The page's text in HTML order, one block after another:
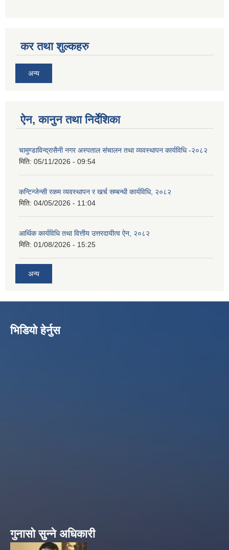
कर तथा शुल्कहरु
अन्य
ऐन, कानुन तथा निर्देशिका
चामुण्डाविन्द्रासैनी नगर अस्पताल संचालन तथा व्यवस्थापन कार्यविधि -२०८२
मिति: 05/11/2026 - 09:54
कन्टिन्जेन्सी रकम व्यवस्थापन र खर्च सम्बन्धी कार्यविधि, २०८२
मिति: 04/05/2026 - 11:04
आर्थिक कार्यविधि तथा वित्तीय उत्तरदायीत्व ऐन, २०८२
मिति: 01/08/2026 - 15:25
अन्य
भिडियो हेर्नुस
गुनासो सुन्ने अधिकारी